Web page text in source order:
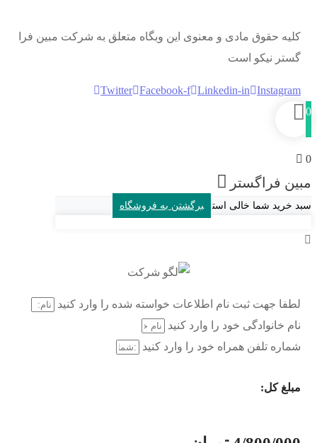
حقوق مادی و معنوی این وبگاه متعلق به شرکت مبین فرا
نیکو است
Twitter Facebook-f Linkedin-in
فراگستر
شما خالی است برگشتن به فروشگاه
جهت ثبت نام اطلاعات خواسته شده را وارد کنید
خانوادگی خود را وارد کنید
تلفن همراه خود را وارد کنید
کل: